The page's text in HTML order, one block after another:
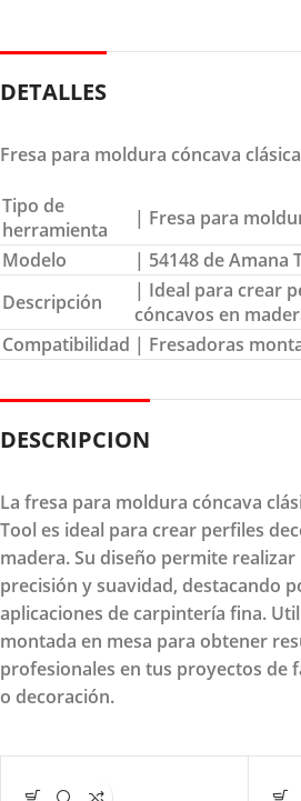
DETALLES
Fresa para moldura cóncava
Tipo de
herramienta
| Fresa para
Modelo
| 54148 de Amana
Descripción
| Ideal para crear
cóncavos en
Compatibilidad | Fresadoras
DESCRIPCION
La fresa para moldura cóncava
Tool es ideal para crear perfiles
madera. Su diseño permite
precisión y suavidad, destacando
aplicaciones de carpintería fina.
montada en mesa para obtener
profesionales en tus proyectos de
o decoración.